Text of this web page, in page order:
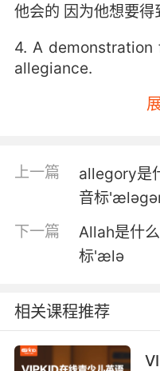
他会的 因为他想要得
4. A
allegiance.
有你做表率 他们一
allegiance.
我只希望你向我保证
6. You're gonna
allegiance.
7. My allegiance
witch.
上一篇
allegory是
音标
下一篇
Allah是什
标'ælə
相关课程推荐